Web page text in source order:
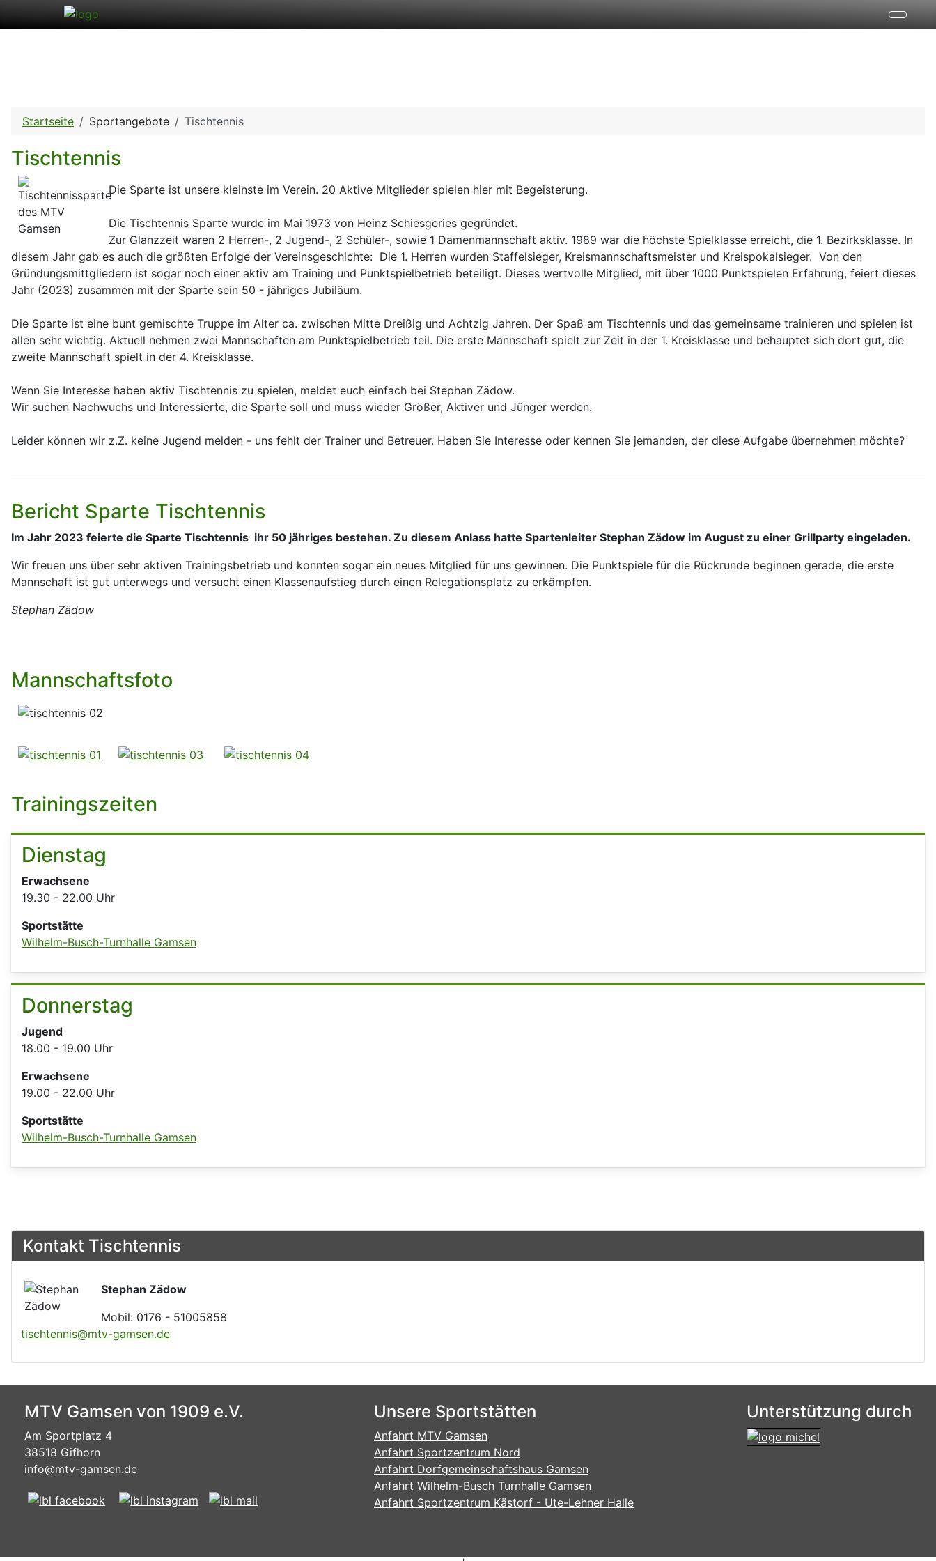
Startseite Sportangebote Tischtennis
Tischtennis
Die Sparte ist unsere kleinste im Verein. 20 Aktive Mitglieder spielen hier mit Begeisterung.
Die Tischtennis Sparte wurde im Mai 1973 von Heinz Schiesgeries gegründet.
Zur Glanzzeit waren 2 Herren-, 2 Jugend-, 2 Schüler-, sowie 1 Damenmannschaft aktiv. 1989 war die höchste Spielklasse erreicht, die 1. Bezirksklasse. In
diesem Jahr gab es auch die größten Erfolge der Vereinsgeschichte: Die 1. Herren wurden Staffelsieger, Kreismannschaftsmeister und Kreispokalsieger. Von den
Gründungsmittgliedern ist sogar noch einer aktiv am Training und Punktspielbetrieb beteiligt. Dieses wertvolle Mitglied, mit über 1000 Punktspielen Erfahrung, feiert dieses
Jahr (2023) zusammen mit der Sparte sein 50 - jähriges Jubiläum.
Die Sparte ist eine bunt gemischte Truppe im Alter ca. zwischen Mitte Dreißig und Achtzig Jahren. Der Spaß am Tischtennis und das gemeinsame trainieren und spielen ist
allen sehr wichtig. Aktuell nehmen zwei Mannschaften am Punktspielbetrieb teil. Die erste Mannschaft spielt zur Zeit in der 1. Kreisklasse und behauptet sich dort gut, die
zweite Mannschaft spielt in der 4. Kreisklasse.
Wenn Sie Interesse haben aktiv Tischtennis zu spielen, meldet euch einfach bei Stephan Zädow.
Wir suchen Nachwuchs und Interessierte, die Sparte soll und muss wieder Größer, Aktiver und Jünger werden.
Leider können wir z.Z. keine Jugend melden - uns fehlt der Trainer und Betreuer. Haben Sie Interesse oder kennen Sie jemanden, der diese Aufgabe übernehmen möchte?
Bericht Sparte Tischtennis
Im Jahr 2023 feierte die Sparte Tischtennis ihr 50 jähriges bestehen. Zu diesem Anlass hatte Spartenleiter Stephan Zädow im August zu einer Grillparty eingeladen.
Wir freuen uns über sehr aktiven Trainingsbetrieb und konnten sogar ein neues Mitglied für uns gewinnen. Die Punktspiele für die Rückrunde beginnen gerade, die erste
Mannschaft ist gut unterwegs und versucht einen Klassenaufstieg durch einen Relegationsplatz zu erkämpfen.
Stephan Zädow
Mannschaftsfoto
Trainingszeiten
Dienstag
Erwachsene
19.30 - 22.00 Uhr
Sportstätte
Wilhelm-Busch-Turnhalle Gamsen
Donnerstag
Jugend
18.00 - 19.00 Uhr
Erwachsene
19.00 - 22.00 Uhr
Sportstätte
Wilhelm-Busch-Turnhalle Gamsen
Kontakt Tischtennis
Stephan Zädow
Mobil: 0176 - 51005858
tischtennis@mtv-gamsen.de
MTV Gamsen von 1909 e.V.
Am Sportplatz 4
38518 Gifhorn
info@mtv-gamsen.de
Unsere Sportstätten
Anfahrt MTV Gamsen
Anfahrt Sportzentrum Nord
Anfahrt Dorfgemeinschaftshaus Gamsen
Anfahrt Wilhelm-Busch Turnhalle Gamsen
Anfahrt Sportzentrum Kästorf - Ute-Lehner Halle
Unterstützung durch